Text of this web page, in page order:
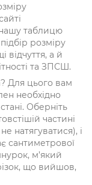
таблицю
розміру
відчуття, а й
та ЗПСШ.
Для цього вам
необхідно
Оберніть
частині
натягуватися), і
сантиметрової
м’який
що вийшов,